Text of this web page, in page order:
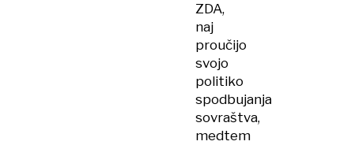
ZDA,
naj
proučijo
svojo
politiko
spodbujanja
sovraštva,
medtem